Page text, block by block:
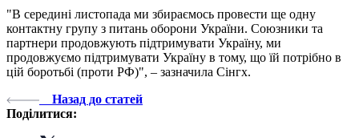
"В середині листопада ми збираємось провести ще одну
контактну групу з питань оборони України. Союзники та
партнери продовжують підтримувати Україну, ми
продовжуємо підтримувати Україну в тому, що їй потрібно в
цій боротьбі (проти РФ)", – зазначила Сінгх.
Назад до статей
Поділитися: